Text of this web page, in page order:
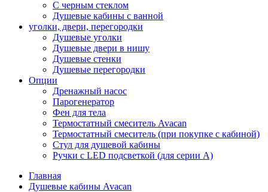
С черным стеклом
Душевые кабины с ванной
уголки, двери, перегородки
Душевые уголки
Душевые двери в нишу
Душевые стенки
Душевые перегородки
Опции
Дренажный насос
Парогенератор
Фен для тела
Термостатный смеситель Avacan
Термостатный смеситель (при покупке с кабиной)
Стул для душевой кабины
Ручки с LED подсветкой (для серии A)
Главная
Душевые кабины Avacan